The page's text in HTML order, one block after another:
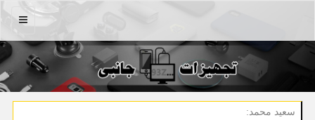
منو
سعید محمد: